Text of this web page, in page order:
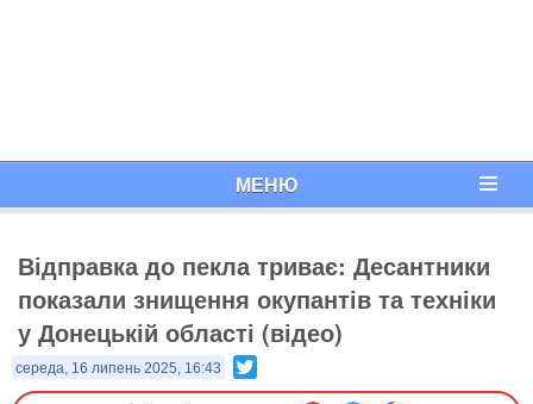
МЕНЮ
Відправка до пекла триває: Десантники
показали знищення окупантів та техніки
у Донецькій області (відео)
середа, 16 липень 2025, 16:43